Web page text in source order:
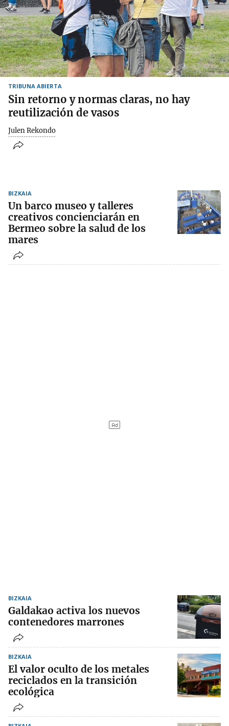
TRIBUNA ABIERTA
Sin retorno y normas claras, no hay
reutilización de vasos
Julen Rekondo
BIZKAIA
Un barco museo y talleres
creativos concienciarán en
Bermeo sobre la salud de los
mares
BIZKAIA
Galdakao activa los nuevos
contenedores marrones
BIZKAIA
El valor oculto de los metales
reciclados en la transición
ecológica